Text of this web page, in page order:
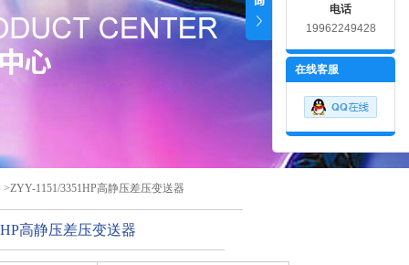
>ZYY-1151/3351HP高静压差压变送器
高静压差压变送器
电话
19962249428
在线客服